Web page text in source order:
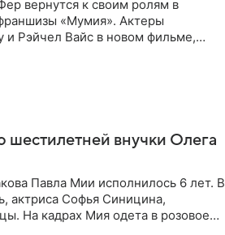
вернутся к своим ролям в
«Мумия». Актеры
и Рэйчел Вайс в новом фильме,
шестилетней внучки Олега
Павла Мии исполнилось 6 лет. В
актриса Софья Синицина,
На кадрах Мия одета в розовое